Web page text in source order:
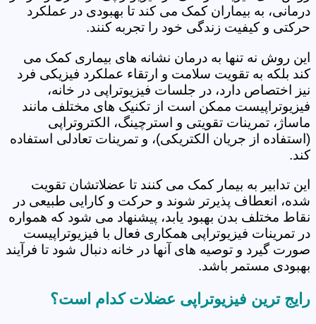
درمانی، به بیماران کمک می کند تا بهبودی در عملکرد
حرکتی و کیفیت زندگی خود را تجربه کنند.
این روش نه تنها به درمان نشانه های بیماری کمک می
کند بلکه به تقویت سلامت و ارتقاء عملکرد فیزیکی فرد
نیز اختصاص دارد، در جلسات فیزیوتراپی در خانه،
فیزیوتراپیست ممکن است از تکنیک های مختلف مانند
ماساژ، تمرینات تقویتی و استرچینگ، الکتروتراپی
(استفاده از جریان الکتریکی)، و تمرینات تعادلی استفاده
کند.
این تدابیر به بیمار کمک می کنند تا عضلاتشان تقویت
شده، انعطاف پذیرتر شوند و حرکت و کارایی طبیعی در
نقاط مختلف بدن بهبود یابد، پیشنهاد می شود که همواره
در تمرینات فیزیوتراپی همکاری فعال با فیزیوتراپیست
صورت گیرد و توصیه های آنها در خانه دنبال شود تا فرآیند
بهبودی مستمر باشد.
رایج ترین فیزیوتراپی عضلات کدام است؟